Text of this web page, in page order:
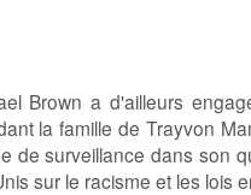
Brown a d'ailleurs
la famille de Trayvon
de surveillance dans son
sur le racisme et les lois